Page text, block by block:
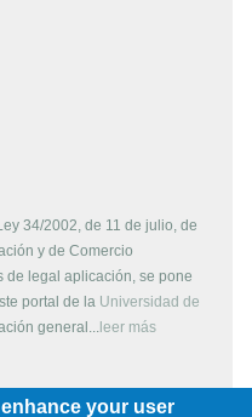
34/2002, de 11 de julio, de
y de Comercio
de legal aplicación, se pone
portal de la Universidad de
general... leer más
your user